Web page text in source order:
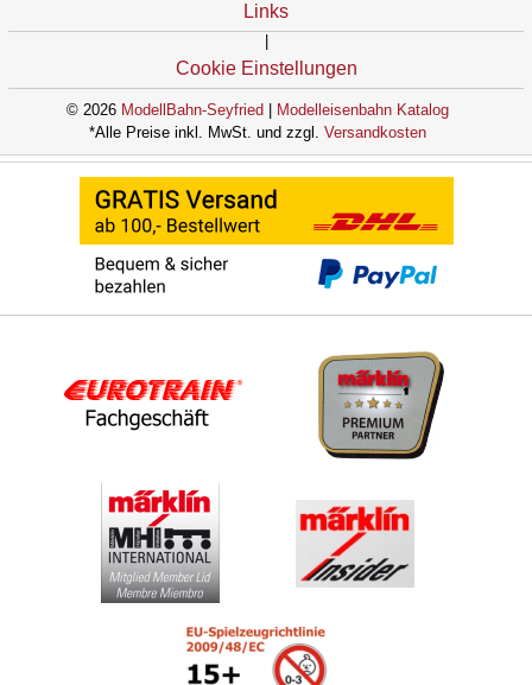
Links
Cookie Einstellungen
© 2026 ModellBahn-Seyfried
Modelleisenbahn Katalog
*Alle Preise inkl. MwSt. und zzgl. Versandkosten